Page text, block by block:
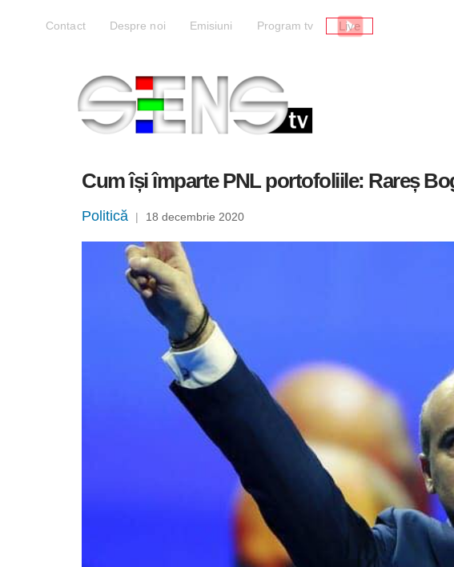
Contact Despre noi Emisiuni Program tv Live
Cum își împarte PNL portofoliile: Rareș
Politică | 18 decembrie 2020